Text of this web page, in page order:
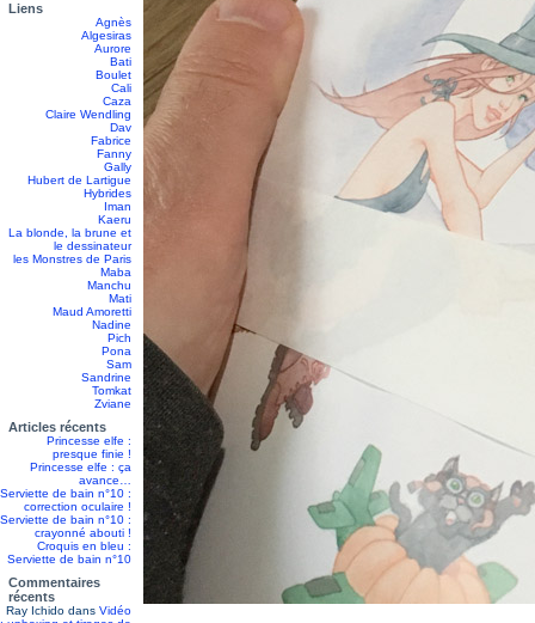
Liens
Agnès
Algesiras
Aurore
Bati
Boulet
Cali
Caza
Claire Wendling
Dav
Fabrice
Fanny
Gally
Hubert de Lartigue
Hybrides
Iman
Kaeru
La blonde, la brune et
le dessinateur
les Monstres de Paris
Maba
Manchu
Mati
Maud Amoretti
Nadine
Pich
Pona
Sam
Sandrine
Tomkat
Zviane
Articles récents
Princesse elfe :
presque finie !
Princesse elfe : ça
avance…
Serviette de bain n°10 :
correction oculaire !
Serviette de bain n°10 :
crayonné abouti !
Croquis en bleu :
Serviette de bain n°10
Commentaires
récents
Ray Ichido dans Vidéo